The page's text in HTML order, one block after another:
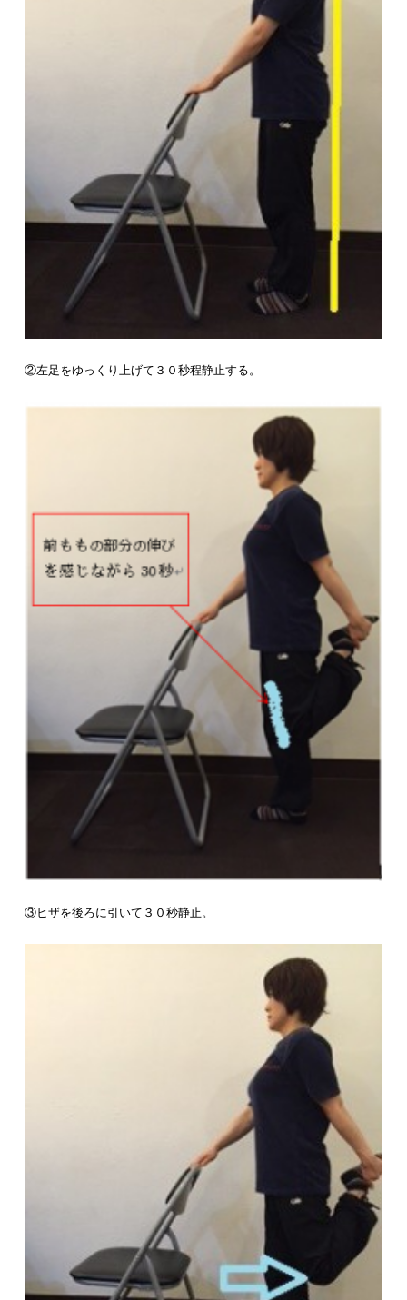
②左足をゆっくり上げて３０秒程静止する。
③ヒザを後ろに引いて３０秒静止。